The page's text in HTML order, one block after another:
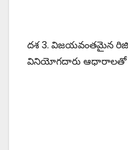
దశ 3. విజయవంతమైన
వినియోగదారు ఆధారాలతో